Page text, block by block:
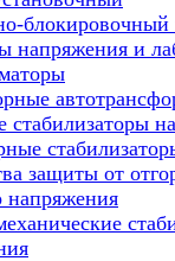
блокировочный
напряжения и
стабилизаторы
защиты от
напряжения